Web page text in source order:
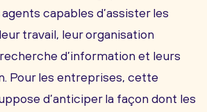
capables d’assister les
travail, leur organisation
d’information et leurs
Pour les entreprises, cette
d’anticiper la façon dont les